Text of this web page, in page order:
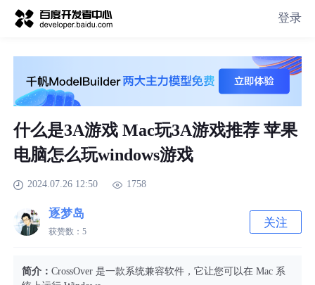
登录
什么是3A游戏 Mac玩3A游戏推荐 苹果
电脑怎么玩windows游戏
2024.07.26 12:50 1758
逐梦岛
获赞数：5
关注
简介：CrossOver 是一款系统兼容软件，它让您可以在 Mac 系